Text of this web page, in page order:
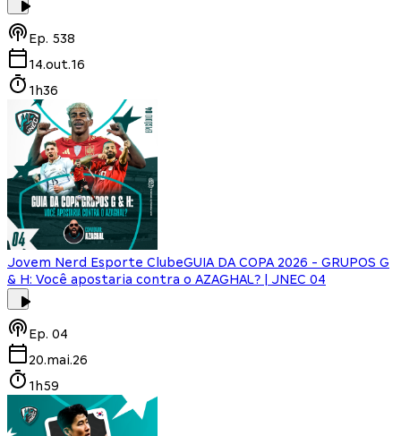
Ep. 538
14.out.16
1h36
Jovem Nerd Esporte ClubeGUIA DA COPA 2026 - GRUPOS G
& H: Você apostaria contra o AZAGHAL? | JNEC 04
Ep. 04
20.mai.26
1h59